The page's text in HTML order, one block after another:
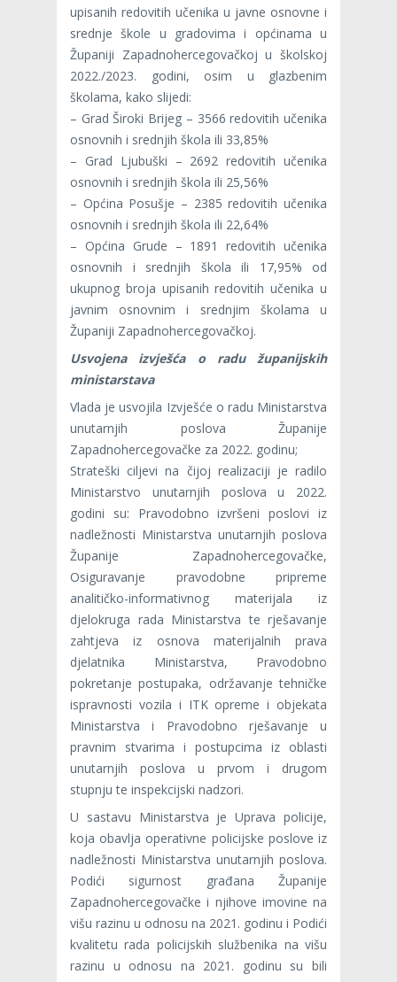
upisanih redovitih učenika u javne osnovne i
srednje škole u gradovima i općinama u
Županiji Zapadnohercegovačkoj u školskoj
2022./2023. godini, osim u glazbenim
školama, kako slijedi:
– Grad Široki Brijeg – 3566 redovitih učenika
osnovnih i srednjih škola ili 33,85%
– Grad Ljubuški – 2692 redovitih učenika
osnovnih i srednjih škola ili 25,56%
– Općina Posušje – 2385 redovitih učenika
osnovnih i srednjih škola ili 22,64%
– Općina Grude – 1891 redovitih učenika
osnovnih i srednjih škola ili 17,95% od
ukupnog broja upisanih redovitih učenika u
javnim osnovnim i srednjim školama u
Županiji Zapadnohercegovačkoj.
Usvojena izvješća o radu županijskih
ministarstava
Vlada je usvojila Izvješće o radu Ministarstva
unutarnjih poslova Županije
Zapadnohercegovačke za 2022. godinu;
Strateški ciljevi na čijoj realizaciji je radilo
Ministarstvo unutarnjih poslova u 2022.
godini su: Pravodobno izvršeni poslovi iz
nadležnosti Ministarstva unutarnjih poslova
Županije Zapadnohercegovačke,
Osiguravanje pravodobne pripreme
analitičko-informativnog materijala iz
djelokruga rada Ministarstva te rješavanje
zahtjeva iz osnova materijalnih prava
djelatnika Ministarstva, Pravodobno
pokretanje postupaka, održavanje tehničke
ispravnosti vozila i ITK opreme i objekata
Ministarstva i Pravodobno rješavanje u
pravnim stvarima i postupcima iz oblasti
unutarnjih poslova u prvom i drugom
stupnju te inspekcijski nadzori.
U sastavu Ministarstva je Uprava policije,
koja obavlja operativne policijske poslove iz
nadležnosti Ministarstva unutarnjih poslova.
Podići sigurnost građana Županije
Zapadnohercegovačke i njihove imovine na
višu razinu u odnosu na 2021. godinu i Podići
kvalitetu rada policijskih službenika na višu
razinu u odnosu na 2021. godinu su bili